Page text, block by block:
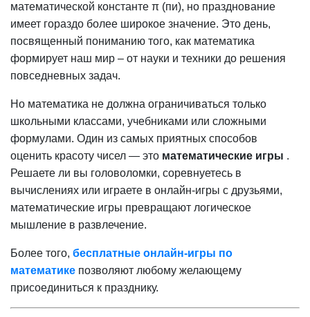
математической константе π (пи), но празднование
имеет гораздо более широкое значение. Это день,
посвященный пониманию того, как математика
формирует наш мир – от науки и техники до решения
повседневных задач.
Но математика не должна ограничиваться только
школьными классами, учебниками или сложными
формулами. Один из самых приятных способов
оценить красоту чисел — это математические игры .
Решаете ли вы головоломки, соревнуетесь в
вычислениях или играете в онлайн-игры с друзьями,
математические игры превращают логическое
мышление в развлечение.
Более того, бесплатные онлайн-игры по
математике позволяют любому желающему
присоединиться к празднику.